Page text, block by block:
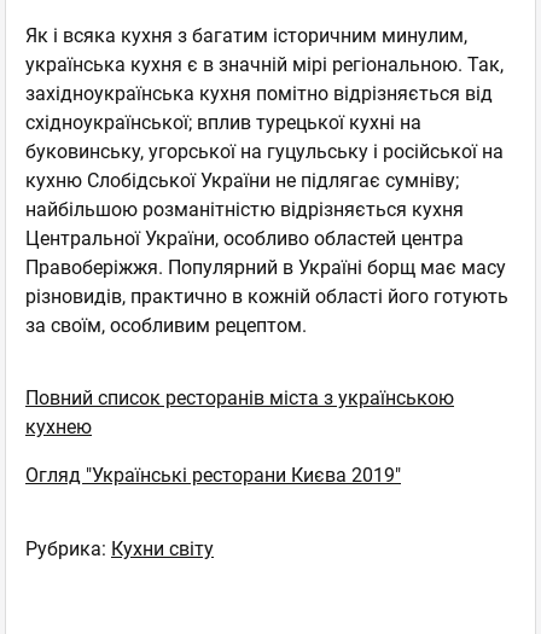
Як і всяка кухня з багатим історичним минулим,
українська кухня є в значній мірі регіональною. Так,
західноукраїнська кухня помітно відрізняється від
східноукраїнської; вплив турецької кухні на
буковинську, угорської на гуцульську і російської на
кухню Слобідської України не підлягає сумніву;
найбільшою розманітністю відрізняється кухня
Центральної України, особливо областей центра
Правоберіжжя. Популярний в Україні борщ має масу
різновидів, практично в кожній області його готують
за своїм, особливим рецептом.
Повний список ресторанів міста з українською
кухнею
Огляд "Українські ресторани Києва 2019"
Рубрика: Кухни світу